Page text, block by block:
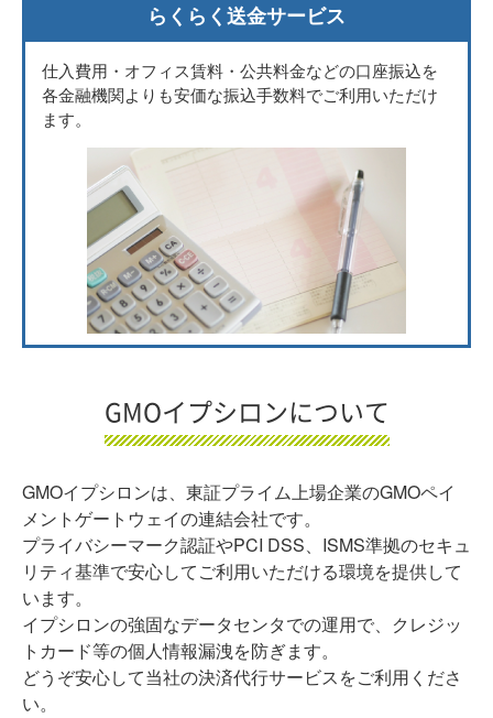
らくらく送金サービス
仕入費用・オフィス賃料・公共料金などの口座振込を
各金融機関よりも安価な振込手数料でご利用いただけ
ます。
GMOイプシロンについて
GMOイプシロンは、東証プライム上場企業のGMOペイ
メントゲートウェイの連結会社です。
プライバシーマーク認証やPCI DSS、ISMS準拠のセキュ
リティ基準で安心してご利用いただける環境を提供して
います。
イプシロンの強固なデータセンタでの運用で、クレジッ
トカード等の個人情報漏洩を防ぎます。
どうぞ安心して当社の決済代行サービスをご利用くださ
い。